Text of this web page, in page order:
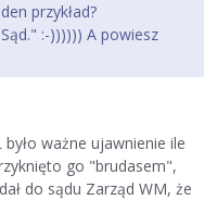
przykład?
:-)))))) A powiesz
ważne ujawnienie ile
go "brudasem",
do sądu Zarząd WM, że